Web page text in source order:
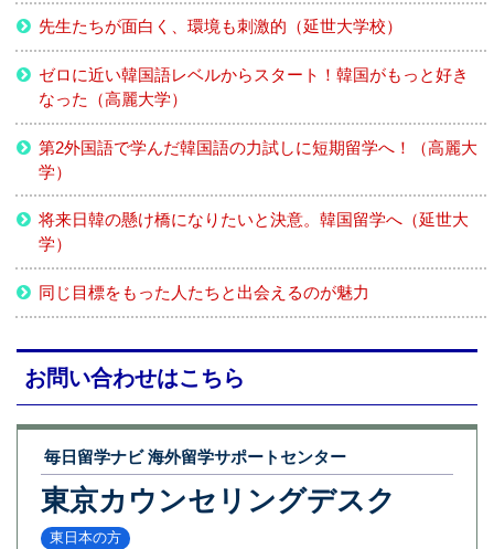
先生たちが面白く、環境も刺激的（延世大学校）
ゼロに近い韓国語レベルからスタート！韓国がもっと好き
なった（高麗大学）
第2外国語で学んだ韓国語の力試しに短期留学へ！（高麗大
学）
将来日韓の懸け橋になりたいと決意。韓国留学へ（延世大
学）
同じ目標をもった人たちと出会えるのが魅力
お問い合わせはこちら
毎日留学ナビ 海外留学サポートセンター
東京カウンセリングデスク
東日本の方